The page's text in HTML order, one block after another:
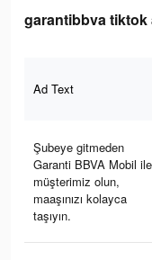
garantibbva
Ad Text
Şubeye gitmeden
Garanti BBVA Mobil ile
müşterimiz olun,
maaşınızı kolayca
taşıyın.